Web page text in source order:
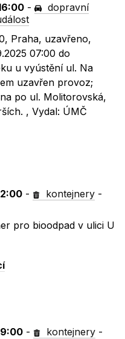
-
dopravní
Praha, uzavřeno,
07:00 do
u vyústění ul. Na
uzavřen provoz;
po ul. Molitorovská,
, Vydal: ÚMČ
- kontejnery -
pro bioodpad v ulici U
- kontejnery -